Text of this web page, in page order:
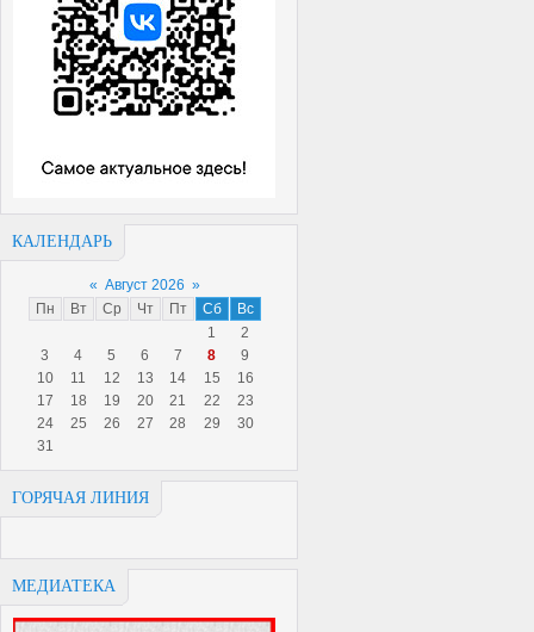
КАЛЕНДАРЬ
« Август 2026 »
Пн
Вт Ср Чт Пт Сб
Вс
1
2
3
4 5 6 7 8
9
10
11 12 13 14 15
16
17
18 19 20 21 22
23
24
25 26 27 28 29
30
31
ГОРЯЧАЯ ЛИНИЯ
МЕДИАТЕКА